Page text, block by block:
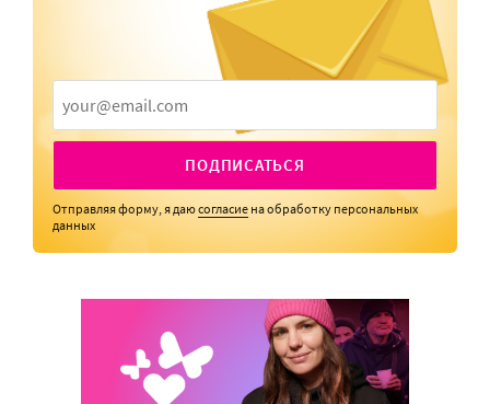
ПОДПИСАТЬСЯ
Отправляя форму, я даюсогласие на обработку персональных
данных